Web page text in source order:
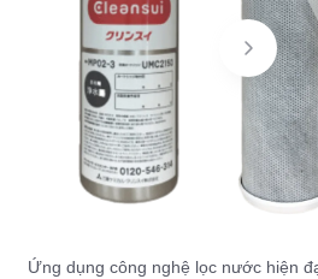
Ứng dụng công nghệ lọc nước hiện